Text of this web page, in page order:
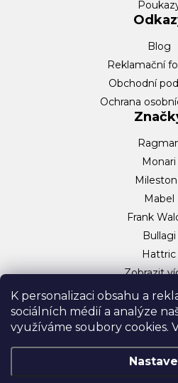
K personalizaci obsahu a
sociálních médií a analýze
využíváme soubory cookies.
Blog
Reklamační
Obchodní
Ochrana
Monari
Mabel
Frank
Bullagi
Hattric
Zobrazit
Sociální
TikTok